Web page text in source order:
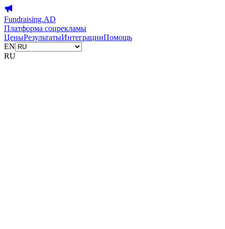
Fundraising.AD
Платформа соцрекламы
ЦеныРезультатыИнтеграцииПомощь
EN
RU